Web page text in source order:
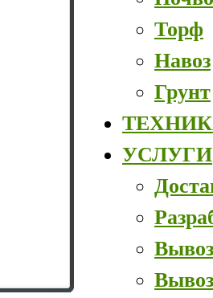
Торф
Навоз
Грунт
УСЛУГИ